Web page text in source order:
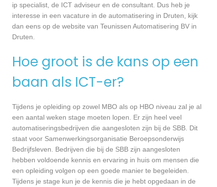
ip specialist, de ICT adviseur en de consultant. Dus heb je
interesse in een vacature in de automatisering in Druten, kijk
dan eens op de website van Teunissen Automatisering BV in
Druten.
Hoe groot is de kans op een
baan als ICT-er?
Tijdens je opleiding op zowel MBO als op HBO niveau zal je al
een aantal weken stage moeten lopen. Er zijn heel veel
automatiseringsbedrijven die aangesloten zijn bij de SBB. Dit
staat voor Samenwerkingsorganisatie Beroepsonderwijs
Bedrijfsleven. Bedrijven die bij de SBB zijn aangesloten
hebben voldoende kennis en ervaring in huis om mensen die
een opleiding volgen op een goede manier te begeleiden.
Tijdens je stage kun je de kennis die je hebt opgedaan in de